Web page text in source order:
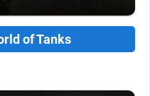
of Tanks